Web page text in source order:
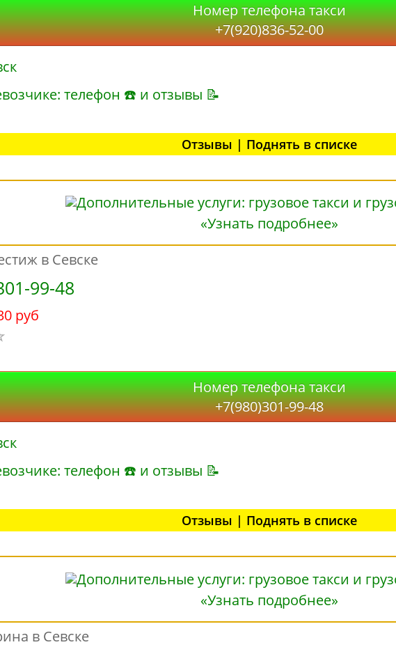
Номер телефона такси
+7(920)836-52-00
телефон ☎ и отзывы 📝
Отзывы | Поднять в списке
«Узнать подробнее»
в Севске
99-48
руб
Номер телефона такси
+7(980)301-99-48
телефон ☎ и отзывы 📝
Отзывы | Поднять в списке
«Узнать подробнее»
в Севске